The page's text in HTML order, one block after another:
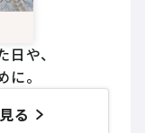
や、
。
る